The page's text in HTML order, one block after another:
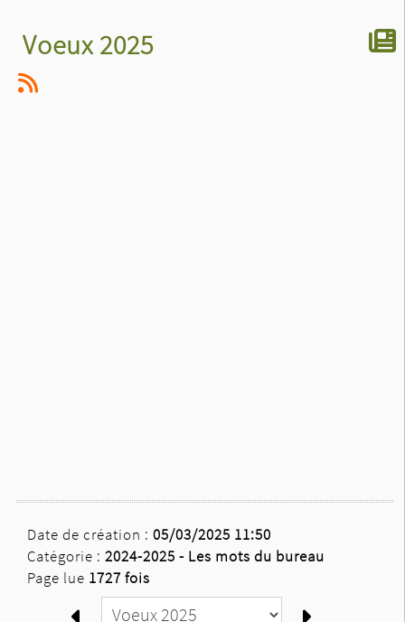
Voeux 2025
Date de création : 05/03/2025 11:50
Catégorie : 2024-2025 - Les mots du bureau
Page lue 1727 fois